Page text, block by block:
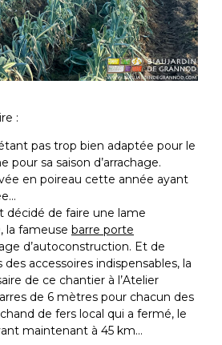
:
pas trop bien adaptée pour le
pour sa saison d’arrachage.
en poireau cette année ayant
décidé de faire une lame
, la fameuse barre porte
d’autoconstruction. Et de
accessoires indispensables, la
de ce chantier à l’Atelier
de 6 mètres pour chacun des
de fers local qui a fermé, le
maintenant à 45 km…